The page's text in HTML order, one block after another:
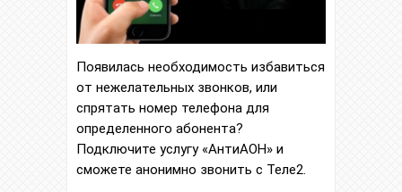
Появилась необходимость избавиться
от нежелательных звонков, или
спрятать номер телефона для
определенного абонента?
Подключите услугу «АнтиАОН» и
сможете анонимно звонить с Теле2.